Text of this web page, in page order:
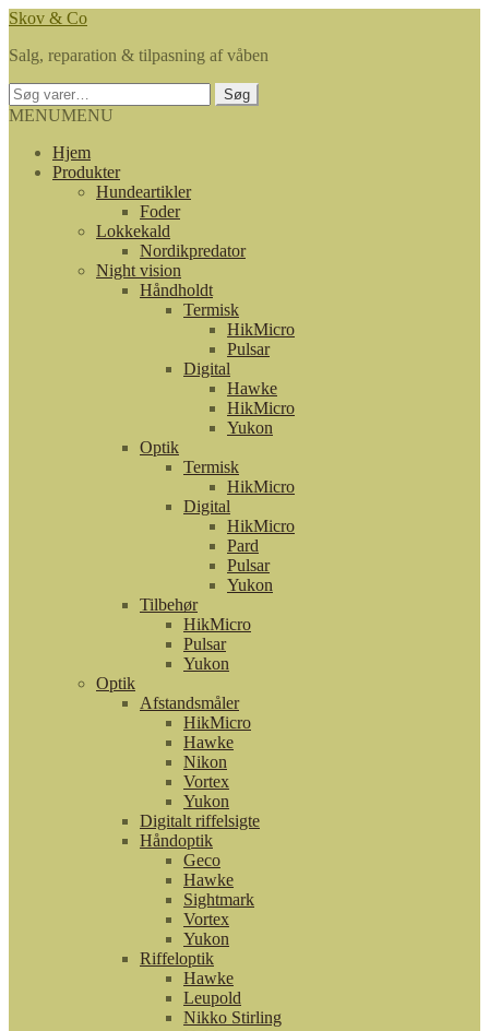
Spring
navigation
Spring
indhold
Skov & Co
Salg, reparation & tilpasning af våben
Søg
efter:
Søg
MENUMENU
Hjem
Produkter
Hundeartikler
Foder
Lokkekald
Nordikpredator
Night vision
Håndholdt
Termisk
HikMicro
Pulsar
Digital
Hawke
HikMicro
Yukon
Optik
Termisk
HikMicro
Digital
HikMicro
Pard
Pulsar
Yukon
Tilbehør
HikMicro
Pulsar
Yukon
Optik
Afstandsmåler
HikMicro
Hawke
Nikon
Vortex
Yukon
Digitalt riffelsigte
Håndoptik
Geco
Hawke
Sightmark
Vortex
Yukon
Riffeloptik
Hawke
Leupold
Nikko Stirling